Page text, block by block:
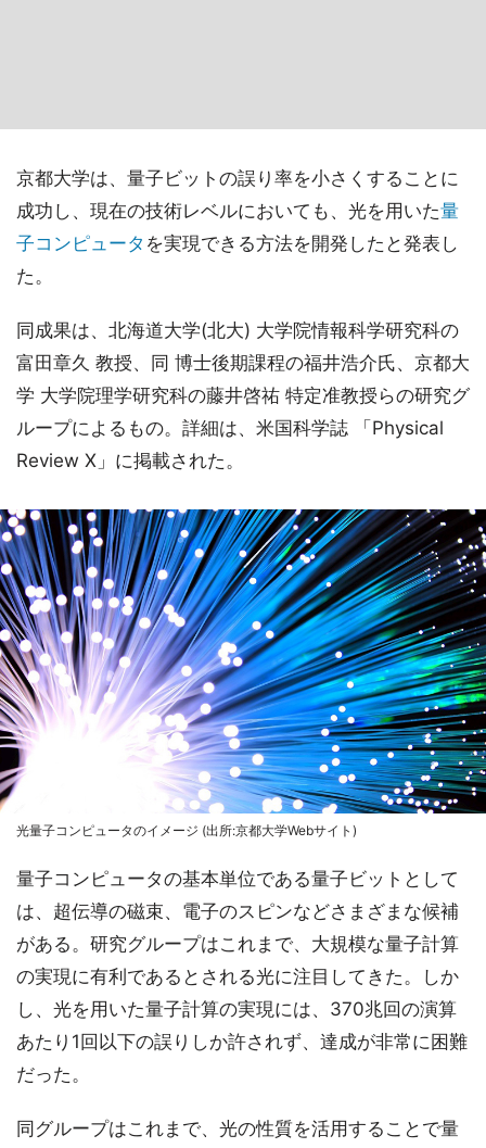
京都大学は、量子ビットの誤り率を小さくすることに
成功し、現在の技術レベルにおいても、光を用いた量
子コンピュータ を実現できる方法を開発したと発表し
た。
同成果は、北海道大学(北大) 大学院情報科学研究科の
富田章久 教授、同 博士後期課程の福井浩介氏、京都大
学 大学院理学研究科の藤井啓祐 特定准教授らの研究グ
ループによるもの。詳細は、米国科学誌 「Physical
Review X」に掲載された。
光量子コンピュータのイメージ (出所:京都大学Webサイト)
量子コンピュータの基本単位である量子ビットとして
は、超伝導の磁束、電子のスピンなどさまざまな候補
がある。研究グループはこれまで、大規模な量子計算
の実現に有利であるとされる光に注目してきた。しか
し、光を用いた量子計算の実現には、370兆回の演算
あたり1回以下の誤りしか許されず、達成が非常に困難
だった。
同グループはこれまで、光の性質を活用することで量